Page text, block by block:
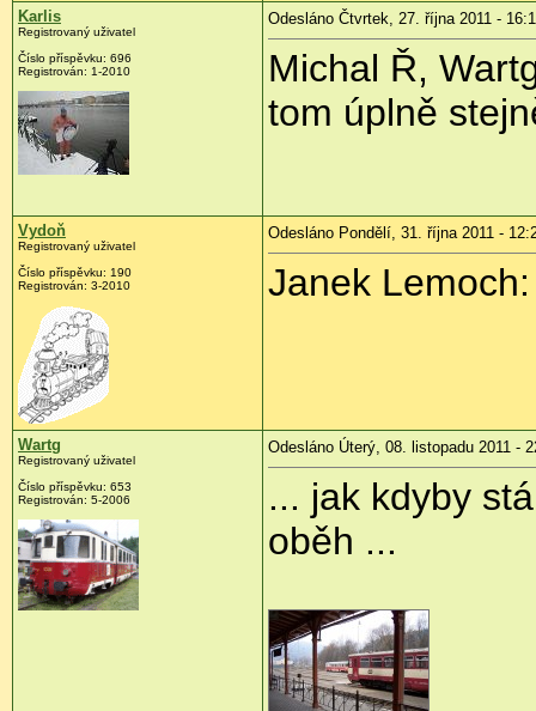
Karlis
Registrovaný uživatel
Číslo příspěvku: 696
Registrován: 1-2010
Odesláno Čtvrtek, 27. října 2011 -
Michal Ř,
tom úplně
Vydoň
Registrovaný uživatel
Číslo příspěvku: 190
Registrován: 3-2010
Odesláno Pondělí, 31. října 2011 -
Janek
Wartg
Registrovaný uživatel
Číslo příspěvku: 653
Registrován: 5-2006
Odesláno Úterý, 08. listopadu 2011 -
... jak kdyby
oběh ...